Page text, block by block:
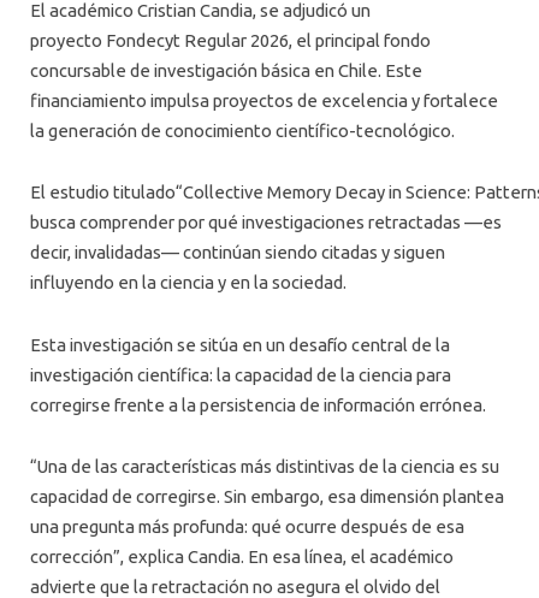
El académico Cristian Candia, se adjudicó un
proyecto Fondecyt Regular 2026, el principal fondo
concursable de investigación básica en Chile. Este
financiamiento impulsa proyectos de excelencia y fortalece
la generación de conocimiento científico-tecnológico.
El estudio titulado“Collective Memory Decay in Science:
busca comprender por qué investigaciones retractadas —es
decir, invalidadas— continúan siendo citadas y siguen
influyendo en la ciencia y en la sociedad.
Esta investigación se sitúa en un desafío central de la
investigación científica: la capacidad de la ciencia para
corregirse frente a la persistencia de información errónea.
“Una de las características más distintivas de la ciencia es su
capacidad de corregirse. Sin embargo, esa dimensión plantea
una pregunta más profunda: qué ocurre después de esa
corrección”, explica Candia. En esa línea, el académico
advierte que la retractación no asegura el olvido del